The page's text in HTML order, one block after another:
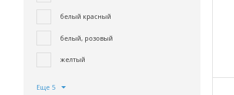
белый красный
белый, розовый
желтый
Еще 5